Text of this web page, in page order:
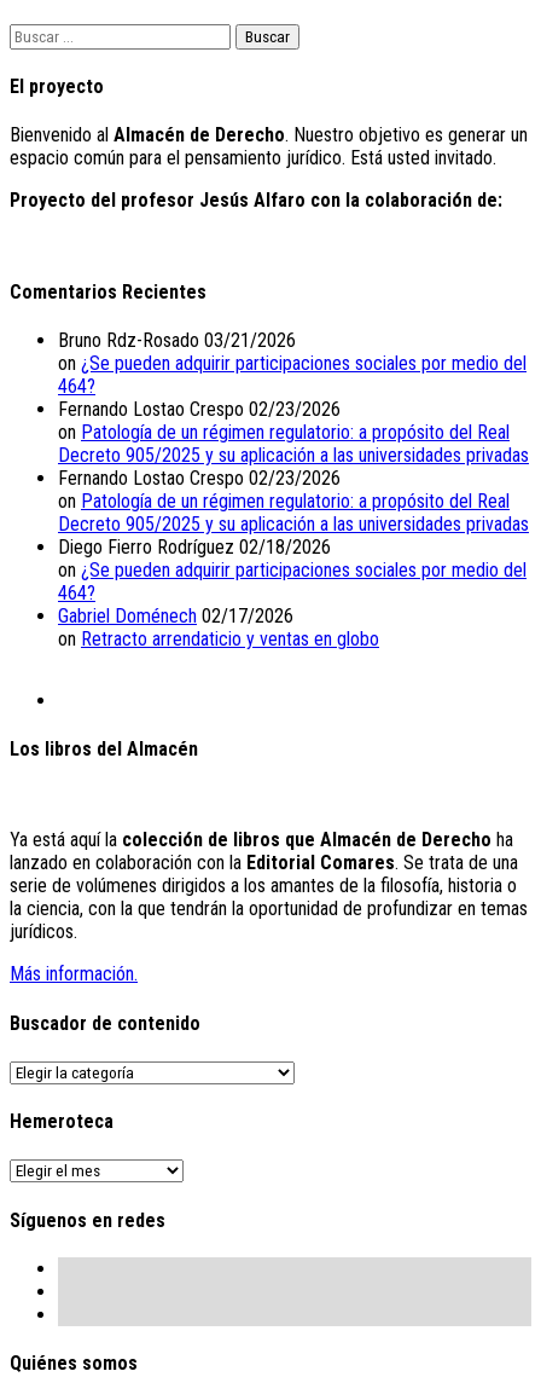
Buscar:
El proyecto
Bienvenido al Almacén de Derecho. Nuestro objetivo es generar un
espacio común para el pensamiento jurídico. Está usted invitado.
Proyecto del profesor Jesús Alfaro con la colaboración de:
Comentarios Recientes
Bruno Rdz-Rosado 03/21/2026
on ¿Se pueden adquirir participaciones sociales por medio del
464?
Fernando Lostao Crespo 02/23/2026
on Patología de un régimen regulatorio: a propósito del Real
Decreto 905/2025 y su aplicación a las universidades privadas
Fernando Lostao Crespo 02/23/2026
on Patología de un régimen regulatorio: a propósito del Real
Decreto 905/2025 y su aplicación a las universidades privadas
Diego Fierro Rodríguez 02/18/2026
on ¿Se pueden adquirir participaciones sociales por medio del
464?
Gabriel Doménech 02/17/2026
on Retracto arrendaticio y ventas en globo
Los libros del Almacén
Ya está aquí la colección de libros que Almacén de Derecho ha
lanzado en colaboración con la Editorial Comares. Se trata de una
serie de volúmenes dirigidos a los amantes de la filosofía, historia o
la ciencia, con la que tendrán la oportunidad de profundizar en temas
jurídicos.
Más información.
Buscador de contenido
Buscador
contenido
Hemeroteca
Hemeroteca
Síguenos en redes
Quiénes somos